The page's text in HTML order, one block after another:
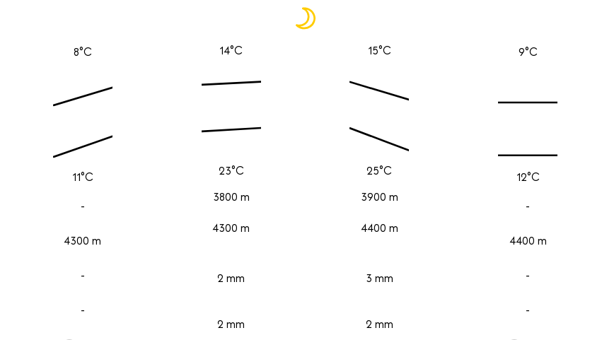
8°C
11°C
-
4300 m
-
-
14°C
23°C
3800 m
4300 m
2 mm
2 mm
15°C
25°C
3900 m
4400 m
3 mm
2 mm
9°C
12°C
-
4400 m
-
-